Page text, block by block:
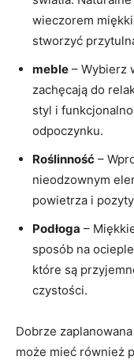
wieczorem
stworzyć
meble – Wybierz
zachęcają do
styl i
odpoczynku.
Roślinność –
nieodzownym
powietrza i
Podłoga –
sposób na
które są
czystości.
Dobrze
może mieć również